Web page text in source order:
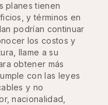
planes tienen
y términos en
podrían continuar
los costos y
llame a su
obtener más
con las leyes
y no
nacionalidad,